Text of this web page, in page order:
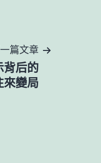
篇文章
背后的
來變局